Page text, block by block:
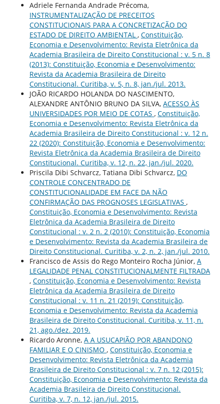
Adriele Fernanda Andrade Précoma,
INSTRUMENTALIZAÇÃO DE PRECEITOS
CONSTITUCIONAIS PARA A CONCRETIZAÇÃO DO
ESTADO DE DIREITO AMBIENTAL , Constituição,
Economia e Desenvolvimento: Revista Eletrônica da
Academia Brasileira de Direito Constitucional : v. 5 n. 8
(2013): Constituição, Economia e Desenvolvimento:
Revista da Academia Brasileira de Direito
Constitucional. Curitiba, v. 5, n. 8, jan./jul. 2013.
JOÃO RICARDO HOLANDA DO NASCIMENTO,
ALEXANDRE ANTÔNIO BRUNO DA SILVA, ACESSO ÀS
UNIVERSIDADES POR MEIO DE COTAS , Constituição,
Economia e Desenvolvimento: Revista Eletrônica da
Academia Brasileira de Direito Constitucional : v. 12 n.
22 (2020): Constituição, Economia e Desenvolvimento:
Revista Eletrônica da Academia Brasileira de Direito
Constitucional. Curitiba, v. 12, n. 22, jan./jul. 2020.
Priscila Dibi Schvarcz, Tatiana Dibi Schvarcz, DO
CONTROLE CONCENTRADO DE
CONSTITUCIONALIDADE EM FACE DA NÃO
CONFIRMAÇÃO DAS PROGNOSES LEGISLATIVAS ,
Constituição, Economia e Desenvolvimento: Revista
Eletrônica da Academia Brasileira de Direito
Constitucional : v. 2 n. 2 (2010): Constituição, Economia
e Desenvolvimento: Revista da Academia Brasileira de
Direito Constitucional. Curitiba, v. 2, n. 2, jan./jul. 2010.
Francisco de Assis do Rego Monteiro Rocha Júnior, A
LEGALIDADE PENAL CONSTITUCIONALMENTE FILTRADA
, Constituição, Economia e Desenvolvimento: Revista
Eletrônica da Academia Brasileira de Direito
Constitucional : v. 11 n. 21 (2019): Constituição,
Economia e Desenvolvimento: Revista da Academia
Brasileira de Direito Constitucional. Curitiba, v. 11, n.
21, ago./dez. 2019.
Ricardo Aronne, A A USUCAPIÃO POR ABANDONO
FAMILIAR E O CINISMO , Constituição, Economia e
Desenvolvimento: Revista Eletrônica da Academia
Brasileira de Direito Constitucional : v. 7 n. 12 (2015):
Constituição, Economia e Desenvolvimento: Revista da
Academia Brasileira de Direito Constitucional.
Curitiba, v. 7, n. 12, jan./jul. 2015.